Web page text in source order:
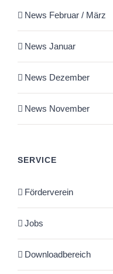
News Februar / März
News Januar
News Dezember
News November
SERVICE
Förderverein
Jobs
Downloadbereich